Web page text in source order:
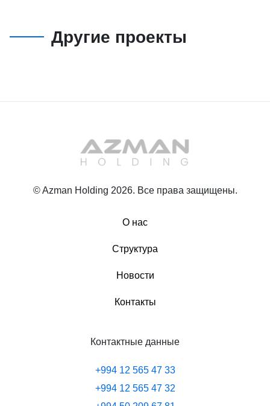
Другие проекты
© Azman Holding 2026. Все права защищены.
О нас
Структура
Новости
Контакты
Контактные данные
+994 12 565 47 33
+994 12 565 47 32